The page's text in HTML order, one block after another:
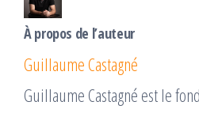
À propos de l’auteur
Guillaume Castagné
Guillaume Castagné est le